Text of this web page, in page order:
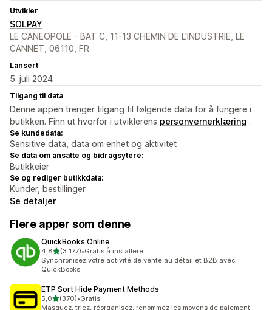
Utvikler
SOLPAY
LE CANEOPOLE - BAT C, 11-13 CHEMIN DE L'INDUSTRIE, LE
CANNET, 06110, FR
Lansert
5. juli 2024
Tilgang til data
Denne appen trenger tilgang til følgende data for å fungere i
butikken. Finn ut hvorfor i utviklerens personvernerklæring .
Se kundedata:
Sensitive data, data om enhet og aktivitet
Se data om ansatte og bidragsytere:
Butikkeier
Se og rediger butikkdata:
Kunder, bestillinger
Se detaljer
Flere apper som denne
QuickBooks Online
4,8av 5 stjerner
(3 177)
Totalt 3177 omtaler
•Gratis å installere
Synchronisez votre activité de vente au détail et B2B avec
QuickBooks
ETP Sort Hide Payment Methods
5,0av 5 stjerner
(370)
Totalt 370 omtaler
•Gratis
Masquez, triez, réorganisez, renommez les moyens de paiement